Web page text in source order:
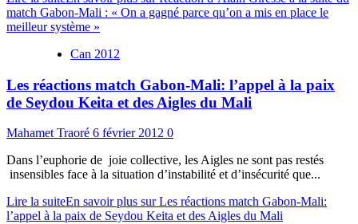
match Gabon-Mali : « On a gagné parce qu’on a mis en place le
meilleur système »
Can 2012
Les réactions match Gabon-Mali: l’appel à la paix
de Seydou Keita et des Aigles du Mali
Mahamet Traoré 6 février 2012 0
Dans l’euphorie de joie collective, les Aigles ne sont pas restés
insensibles face à la situation d’instabilité et d’insécurité que...
Lire la suiteEn savoir plus sur Les réactions match Gabon-Mali:
l’appel à la paix de Seydou Keita et des Aigles du Mali